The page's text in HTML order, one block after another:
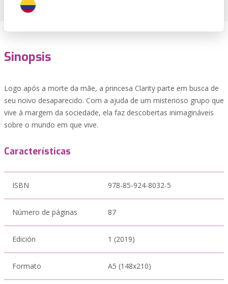
Sinopsis
Logo após a morte da mãe, a princesa Clarity parte em busca de
seu noivo desaparecido. Com a ajuda de um misterioso grupo que
vive à margem da sociedade, ela faz descobertas inimagináveis
sobre o mundo em que vive.
Características
ISBN 978-85-924-8032-5
Número de páginas 87
Edición 1 (2019)
Formato A5 (148x210)